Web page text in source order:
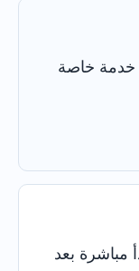
خدمة خاصة
مباشرة بعد